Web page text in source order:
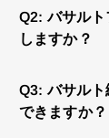
Q2: バサル
しますか？
Q3: バサル
できますか？